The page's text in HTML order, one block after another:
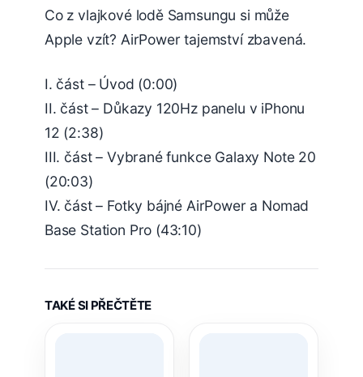
Co z vlajkové lodě Samsungu si může
Apple vzít? AirPower tajemství zbavená.
I. část – Úvod (0:00)
II. část – Důkazy 120Hz panelu v iPhonu
12 (2:38)
III. část – Vybrané funkce Galaxy Note 20
(20:03)
IV. část – Fotky bájné AirPower a Nomad
Base Station Pro (43:10)
TAKÉ SI PŘEČTĚTE